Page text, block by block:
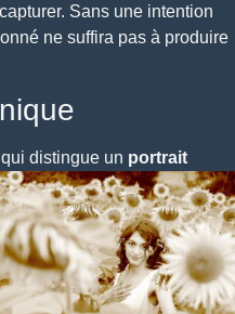
Sans une intention
ne suffira pas à produire
distingue un portrait